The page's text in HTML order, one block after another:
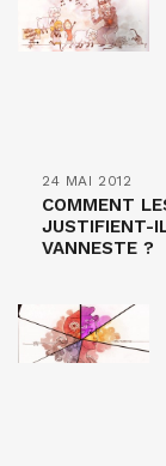
24 MAI 2012
COMMENT
JUSTIFIENT-
VANNESTE ?